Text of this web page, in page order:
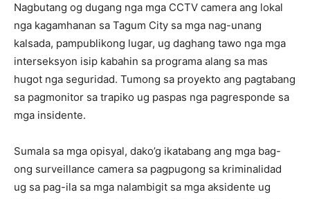
Nagbutang og dugang nga mga CCTV camera ang lokal
nga kagamhanan sa Tagum City sa mga nag-unang
kalsada, pampublikong lugar, ug daghang tawo nga mga
interseksyon isip kabahin sa programa alang sa mas
hugot nga seguridad. Tumong sa proyekto ang pagtabang
sa pagmonitor sa trapiko ug paspas nga pagresponde sa
mga insidente.
Sumala sa mga opisyal, dako’g ikatabang ang mga bag-
ong surveillance camera sa pagpugong sa kriminalidad
ug sa pag-ila sa mga nalambigit sa mga aksidente ug